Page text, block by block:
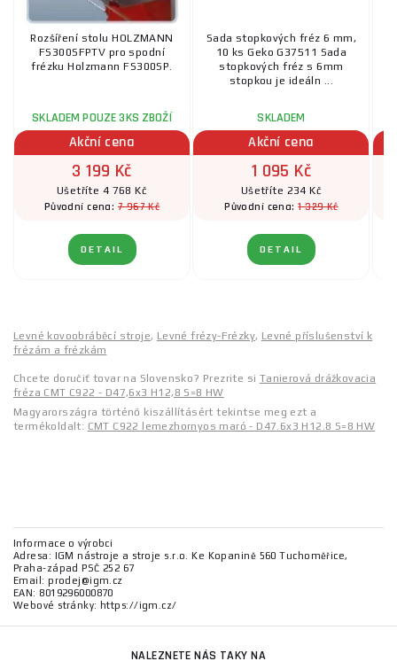
Rozšíření stolu HOLZMANN
FS300SFPTV pro spodní
frézku Holzmann FS300SP.
SKLADEM POUZE 3KS ZBOŽÍ
Akční cena
3 199 Kč
Ušetříte 4 768 Kč
Původní cena:7 967 Kč
DETAIL
Sada stopkových fréz 6 mm,
10 ks Geko G37511 Sada
stopkových fréz s 6mm
stopkou je ideáln ...
SKLADEM
Akční cena
1 095 Kč
Ušetříte 234 Kč
Původní cena:1 329 Kč
DETAIL
Levné kovoobráběcí stroje, Levné frézy-Frézky, Levné příslušenství k
frézám a frézkám
Chcete doručiť tovar na Slovensko? Prezrite si Tanierová drážkovacia
fréza CMT C922 - D47,6x3 H12,8 S=8 HW
Magyarországra történő kiszállításért tekintse meg ezt a
termékoldalt: CMT C922 lemezhornyos maró - D47.6x3 H12.8 S=8 HW
Informace o výrobci
Adresa: IGM nástroje a stroje s.r.o. Ke Kopanině 560 Tuchoměřice,
Praha-západ PSČ 252 67
Email: prodej@igm.cz
EAN: 8019296000870
Webové stránky: https://igm.cz/
NALEZNETE NÁS TAKY NA